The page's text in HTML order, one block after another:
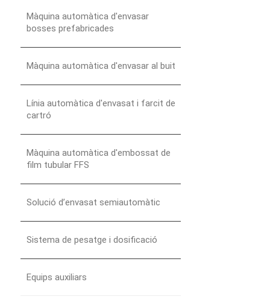
Màquina automàtica d'envasar
bosses prefabricades
Màquina automàtica d'envasar al buit
Línia automàtica d'envasat i farcit de
cartró
Màquina automàtica d'embossat de
film tubular FFS
Solució d’envasat semiautomàtic
Sistema de pesatge i dosificació
Equips auxiliars